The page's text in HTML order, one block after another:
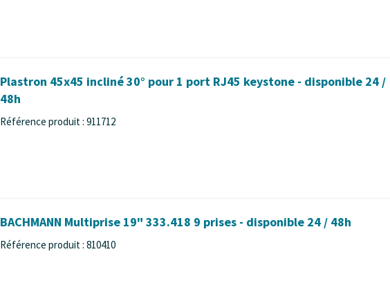
Plastron 45x45 incliné 30° pour 1 port RJ45 keystone - disponible 24 /
48h
Référence produit : 911712
BACHMANN Multiprise 19" 333.418 9 prises - disponible 24 / 48h
Référence produit : 810410